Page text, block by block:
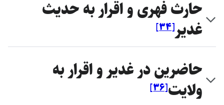
حارث فهرى و اقرار به حديث
غدير[۳۴]
حاضرين در غدير و اقرار به
ولايت[۳۶]